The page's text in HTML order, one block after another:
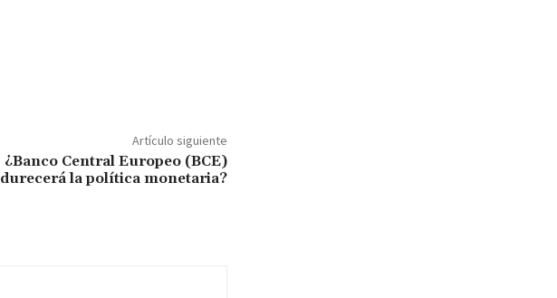
Artículo siguiente
¿Banco Central Europeo (BCE)
la política monetaria?